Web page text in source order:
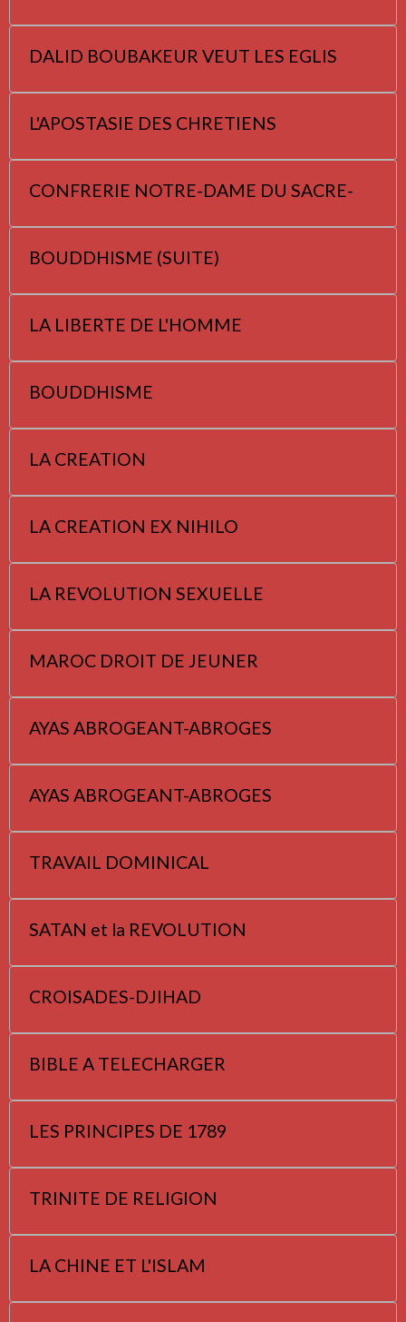
DALID BOUBAKEUR VEUT LES EGLIS
L'APOSTASIE DES CHRETIENS
CONFRERIE NOTRE-DAME DU SACRE-
BOUDDHISME (SUITE)
LA LIBERTE DE L'HOMME
BOUDDHISME
LA CREATION
LA CREATION EX NIHILO
LA REVOLUTION SEXUELLE
MAROC DROIT DE JEUNER
AYAS ABROGEANT-ABROGES
AYAS ABROGEANT-ABROGES
TRAVAIL DOMINICAL
SATAN et la REVOLUTION
CROISADES-DJIHAD
BIBLE A TELECHARGER
LES PRINCIPES DE 1789
TRINITE DE RELIGION
LA CHINE ET L'ISLAM